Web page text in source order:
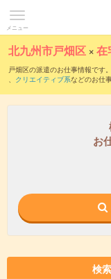
メニュー
北九州市戸畑区 ×在
戸畑区の派遣のお仕事情報です。
、 クリエイティブ系などのお仕
お
検